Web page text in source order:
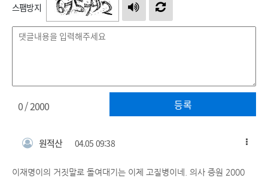
스팸방지
등록
0/ 2000
원적산 04.05 09:38
이재명이의 거짓말로 돌여대기는 이제 고질병이네. 의사 증원 2000